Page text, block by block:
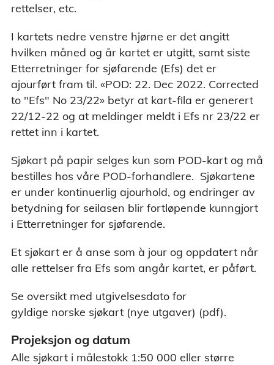
rettelser, etc.
I kartets nedre venstre hjørne er det angitt
hvilken måned og år kartet er utgitt, samt siste
Etterretninger for sjøfarende (Efs) det er
ajourført fram til. «POD: 22. Dec 2022. Corrected
to "Efs" No 23/22» betyr at kart-fila er generert
22/12-22 og at meldinger meldt i Efs nr 23/22 er
rettet inn i kartet.
Sjøkart på papir selges kun som POD-kart og må
bestilles hos våre POD-forhandlere. Sjøkartene
er under kontinuerlig ajourhold, og endringer av
betydning for seilasen blir fortløpende kunngjort
i Etterretninger for sjøfarende.
Et sjøkart er å anse som à jour og oppdatert når
alle rettelser fra Efs som angår kartet, er påført.
Se oversikt med utgivelsesdato for
gyldige norske sjøkart (nye utgaver) (pdf).
Projeksjon og datum
Alle sjøkart i målestokk 1:50 000 eller større